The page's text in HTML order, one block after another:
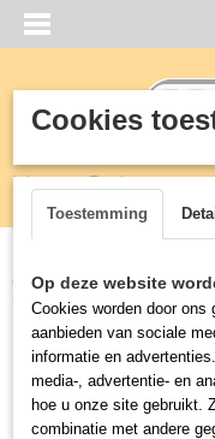
Inloggen Registreren
Home >RVS>Tafels>
Cookies
Toestemming
Op deze website
Cookies worden door
aanbieden van sociale
informatie en
media-, advertentie- en
hoe u onze site gebruikt.
combinatie met andere